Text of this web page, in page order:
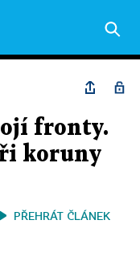
fronty.
koruny
PŘEHRÁT ČLÁNEK